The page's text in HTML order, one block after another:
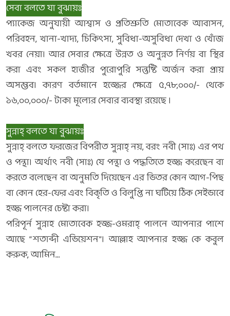
সেবা বলতে যা বুঝায়ঃ
প্যাকেজ অনুযায়ী আশ্বাস ও প্রতিশ্রুতি মোতাবেক আবাসন,
পরিবহন, খানা-খাদ্য, চিকিৎসা, সুবিধা-অসুবিধা দেখা ও খোঁজ
খবর নেয়া। আর সেবার ক্ষেত্রে উন্নত ও অনুন্নত নির্ণয় বা স্থির
করা এবং সকল হাজীর পুরোপুরি সন্তুষ্টি অর্জন করা প্রায়
অসম্ভব। কারণ বর্তমানে হজ্জের ক্ষেত্রে ৫,৭৮,০০০/- থেকে
১৬,০০,০০০/- টাকা মূল্যের সেবার ব্যবস্থা রয়েছে ।
সুন্নাহ্‌ বলতে যা বুঝায়ঃ
সুন্নাহ্‌ বলতে ফরজের বিপরীত সুন্নাহ্‌ নয়, বরং নবী (সাঃ) এর পথ
ও পন্থা। অর্থাৎ নবী (সাঃ) যে পন্থা ও পদ্ধতিতে হজ্জ করেছেন বা
করতে বলেছেন বা অনুমতি দিয়েছেন এর ভিতর কোন আগ-পিছ
বা কোন হের-ফের এবং বিকৃতি ও বিলুপ্তি না ঘটিয়ে ঠিক সেইভাবে
হজ্জ পালনের চেষ্টা করা।
পরিপূর্ন সুন্নাহ মোতাবেক হজ্জ-ওমরাহ্‌ পালনে আপনার পাশে
আছে “শতাব্দী এভিয়েশন”। আল্লাহ আপনার হজ্জ কে কবুল
করুক, আমিন...